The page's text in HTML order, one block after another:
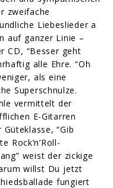
zweifache
Liebeslieder a
auf ganzer Linie –
CD, “Besser geht
alle Ehre. “Oh
als eine
Superschnulze.
vermittelt der
E-Gitarren
“Gib
Rock’n’Roll-
weist der zickige
willst Du jetzt
fungiert